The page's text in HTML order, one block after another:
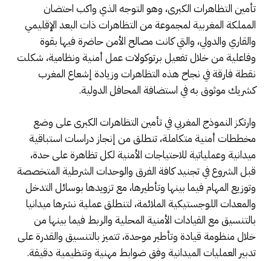
تأمين التظاهرات الكبرى، وهو التوجه الذي واكب احتضان
المملكة المغربية لمجموعة من التظاهرات ذات البعد الإقليمي
والقاري والدولي، والتي كانت مصالح الأمن حاضرة فيها بقوة
وفاعلية من خلال تفعيل برتوكولات عمل أمنية ونظامية، شكلت
نقطة فارقة في نجاح هذه التظاهرات وزيادة إشعاع المغرب
كشريك موثوق به في استضافة المحافل الدولية.
وارتكز النموذج المغربي في تأمين التظاهرات الكبرى على وضع
مخططات أمنية متكاملة، تنطلق من إنجاز دراسات استباقية
ميدانية وعملياتية للاحتياجات الأمنية لكل تظاهرة على حدة،
قبل الشروع في تجنيد كافة الفرق والوحدات الشرطية المتخصصة
وتوزيع المهام فيما بينها وتأطيرها، مع تزويدها بوسائل التدخل
والمعدات اللوجستيكية الملائمة، لتنطلق عملية نشرها ميدانيا
بالتنسيق مع القيادات الأمنية المحلية والربط فيما بينها من
خلال منظومة قيادة وتأطير موحدة، تتميز بالتنسيق والقدرة على
تدبير العمليات الميدانية وفق ضوابط مهنية وتنظيمية دقيقة.